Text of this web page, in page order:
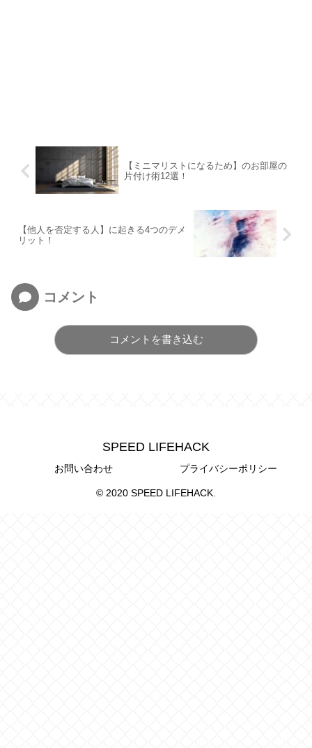
【ミニマリストになるため】のお部屋の
片付け術12選！
【他人を否定する人】に起きる4つのデメ
リット！
コメント
コメントを書き込む
SPEED LIFEHACK
お問い合わせ プライバシーポリシー
© 2020 SPEED LIFEHACK.